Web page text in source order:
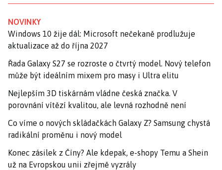
NOVINKY
Windows 10 žije dál: Microsoft nečekaně prodlužuje
aktualizace až do října 2027
Řada Galaxy S27 se rozroste o čtvrtý model. Nový telefon
může být ideálním mixem pro masy i Ultra elitu
Nejlepším 3D tiskárnám vládne česká značka. V
porovnání vítězí kvalitou, ale levná rozhodně není
Co víme o nových skládačkách Galaxy Z? Samsung chystá
radikální proměnu i nový model
Konec zásilek z Číny? Ale kdepak, e-shopy Temu a Shein
už na Evropskou unii zřejmě vyzrály